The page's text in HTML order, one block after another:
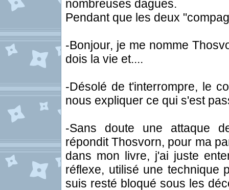
nombreuses dagues.
Pendant que les deux
-Bonjour, je me nomme
dois la vie et....
-Désolé de t'interrompre, le
nous expliquer ce qui s'est
-Sans doute une attaque
répondit Thosvorn, pour ma
dans mon livre, j'ai juste
réflexe, utilisé une technique
suis resté bloqué sous les